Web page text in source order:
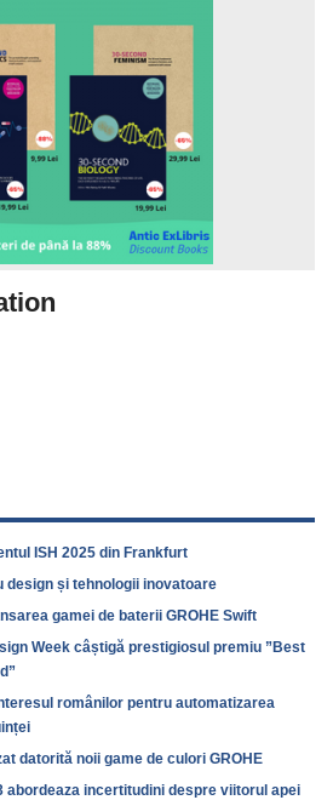
ISH 2025 din Frankfurt
design și tehnologii inovatoare
gamei de baterii GROHE Swift
Week câștigă prestigiosul premiu ”Best
românilor pentru automatizarea
datorită noii game de culori GROHE
abordeaza incertitudini despre viitorul apei